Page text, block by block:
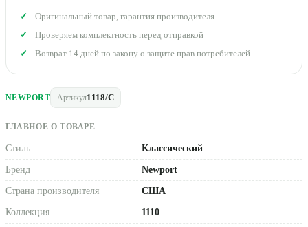
NEWPORT Артикул1118/C
ГЛАВНОЕ О ТОВАРЕ
Стиль Классический
Бренд Newport
Страна производителя США
Коллекция 1110
Оригинальный товар, гарантия производителя
Проверяем комплектность перед отправкой
Возврат 14 дней по закону о защите прав потребителей